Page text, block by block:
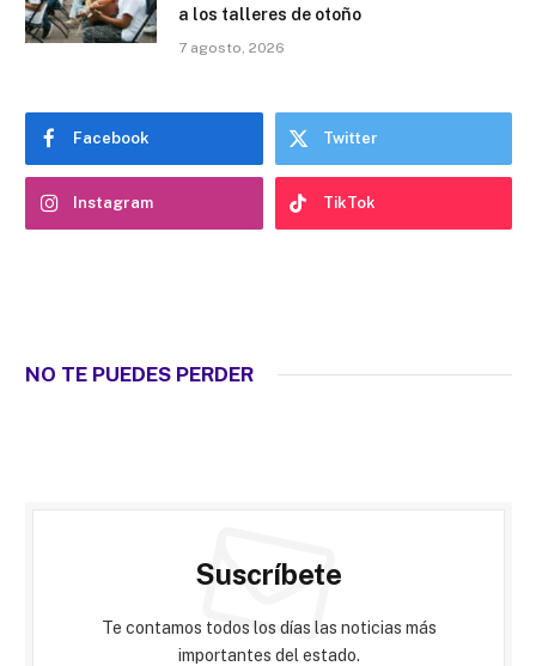
a los talleres de otoño
7 agosto, 2026
Facebook Twitter
Instagram TikTok
NO TE PUEDES PERDER
Suscríbete
Te contamos todos los días las noticias más
importantes del estado.